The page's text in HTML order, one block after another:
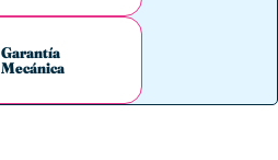
Garantía
Mecánica